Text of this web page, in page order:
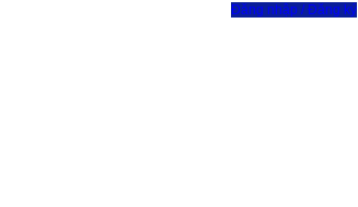
Đăng nhập / Đăng ký